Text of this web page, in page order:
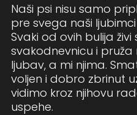
Naši psi nisu samo
pre svega naši
Svaki od ovih bulija
svakodnevnicu i
ljubav, a mi njima.
voljen i dobro zbrinut
vidimo kroz njihovu
uspehe.